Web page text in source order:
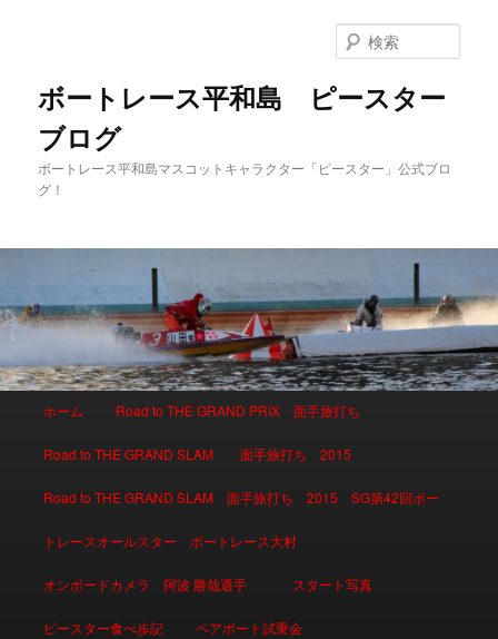
ボートレース平和島 ピースター
ブログ
ボートレース平和島マスコットキャラクター「ピースター」公式ブロ
グ！
索
メインコンテンツへ移動
サブコンテンツへ移動
ホーム Road to THE GRAND PRIX 面手旅打ち
Road to THE GRAND SLAM 面手旅打ち 2015
Road to THE GRAND SLAM 面手旅打ち 2015 SG第42回ボー
トレースオールスター ボートレース大村
オンボードカメラ 阿波 勝哉選手 スタート写真
ピースター食べ歩記 ペアボート試乗会